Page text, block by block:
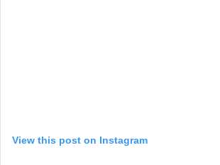
View this post on Instagram